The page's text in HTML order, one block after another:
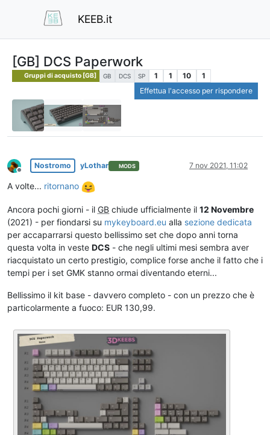
KEEB.it
[GB] DCS Paperwork
Gruppi di acquisto [GB] GB DCS SP 1 1 10
1
Effettua l'accesso per rispondere
Non in linea
Nostromo yLothar MODS 7 nov 2021, 11:02
A volte... ritornano
Ancora pochi giorni - il GB chiude ufficialmente il 12 Novembre
(2021) - per fiondarsi su mykeyboard.eu alla sezione dedicata
per accaparrarsi questo bellissimo set che dopo anni torna
questa volta in veste DCS - che negli ultimi mesi sembra aver
riacquistato un certo prestigio, complice forse anche il fatto che i
tempi per i set GMK stanno ormai diventando eterni...
Bellissimo il kit base - davvero completo - con un prezzo che è
particolarmente a fuoco: EUR 130,99.